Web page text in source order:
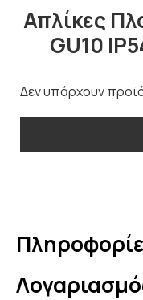
Απλίκες
GU10
Δεν υπάρχουν